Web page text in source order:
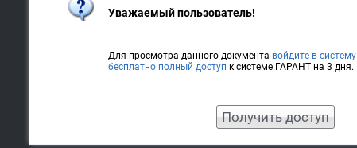
Уважаемый пользователь!
Для просмотра данного документа войдите в систему
бесплатно полный доступ к системе ГАРАНТ на 3 дня.
Получить доступ